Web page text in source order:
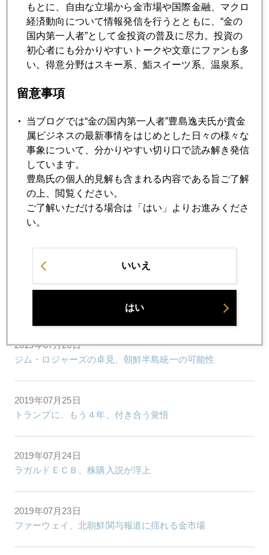
2019年
1月 2月
7月 8月
「歴史的」米国利下げを読む勘所
2019年07月29日
2019年07月26日
ジム・ロジャーズの卓見、朝鮮半島統一の可能性
2019年07月25日
トランプに、もう４年、付き合う覚悟
2019年07月24日
ラガルドＥＣＢ、株購入説が浮上
2019年07月23日
ファーウェイ、北朝鮮関与報道に揺れる金市場
もとに、自由な立場から金市場や国際金融、マクロ
経済動向について情報発信を行うとともに、“金の
国内第一人者”として金投資の普及に尽力。投資の
初心者にも分かりやすいトークや文章にファンも多
い。得意分野はスキー系、鮨スイーツ系、温泉系。
留意事項
当ブログでは“金の国内第一人者”豊島逸夫氏が貴金
属ビジネスの最新事情をはじめとした日々の様々な
事象について、分かりやすい切り口で読み解き発信
しています。
豊島氏の個人的見解も含まれる内容である旨ご了解
の上、閲覧ください。
ご了解いただける場合は「はい」よりお進みくださ
い。
いいえ
はい